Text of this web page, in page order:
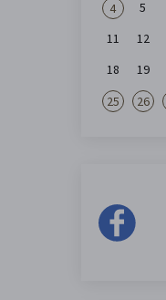
4 5
11
12
18
19
25
26